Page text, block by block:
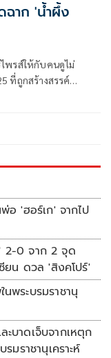
ฉาก 'น้ำผึ้ง
พรส์ให้กับคนดูไม่
ที่ถูกสร้างสรรค์
อ 'ฮอร์เก' จากไป
' 2-0 จาก 2 จุด
ยน ดวล 'สิงคโปร์'
พระบรมราชานุ
บาดเจ็บจากเหตุก
รมราชานุเคราะห์